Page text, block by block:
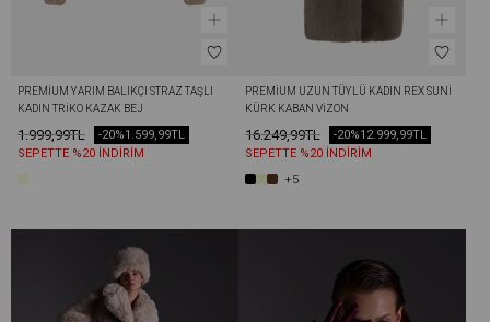
PREMIUM YARIM BALIKÇI STRAZ TAŞLI
KADIN TRIKO KAZAK BEJ
1.999,99TL 1.599,99TL
-20%
SEPETTE %20 İNDİRİM
PREMIUM UZUN TÜYLÜ KADIN REX SUNI
KÜRK KABAN VIZON
16.249,99TL 12.999,99TL
-20%
SEPETTE %20 İNDİRİM
+5